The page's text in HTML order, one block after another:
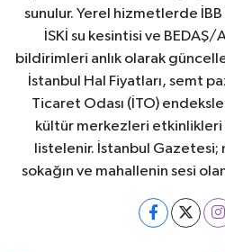
sunulur. Yerel hizmetlerde
İSKİ su kesintisi ve BEDAŞ/
bildirimleri anlık olarak
İstanbul Hal Fiyatları, semt
Ticaret Odası (İTO)
kültür merkezleri
listelenir. İstanbul
sokağın ve mahallenin sesi